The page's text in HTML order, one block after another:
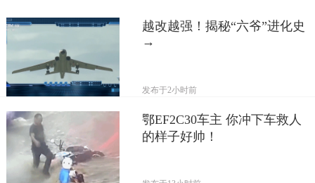
越改越强！揭秘“六爷”进化史
→
发布于2小时前
鄂EF2C30车主 你冲下车救人
的样子好帅！